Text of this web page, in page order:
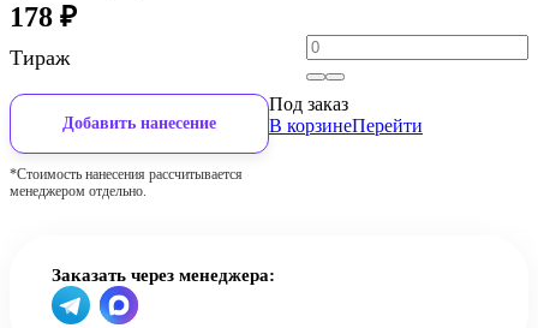
178 ₽
Тираж
Добавить нанесение
*Стоимость нанесения рассчитывается
менеджером отдельно.
Под заказ
В корзинеПерейти
Заказать через менеджера: